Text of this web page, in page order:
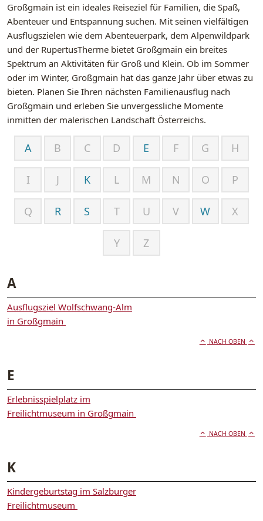
Großgmain ist ein ideales Reiseziel für Familien, die Spaß,
Abenteuer und Entspannung suchen. Mit seinen vielfältigen
Ausflugszielen wie dem Abenteuerpark, dem Alpenwildpark
und der RupertusTherme bietet Großgmain ein breites
Spektrum an Aktivitäten für Groß und Klein. Ob im Sommer
oder im Winter, Großgmain hat das ganze Jahr über etwas zu
bieten. Planen Sie Ihren nächsten Familienausflug nach
Großgmain und erleben Sie unvergessliche Momente
inmitten der malerischen Landschaft Österreichs.
A B C D E F G H
I J K L M N O P
Q R S T U V W X
Y Z
A
Ausflugsziel Wolfschwang-Alm
in Großgmain
NACH OBEN
E
Erlebnisspielplatz im
Freilichtmuseum in Großgmain
NACH OBEN
K
Kindergeburtstag im Salzburger
Freilichtmuseum